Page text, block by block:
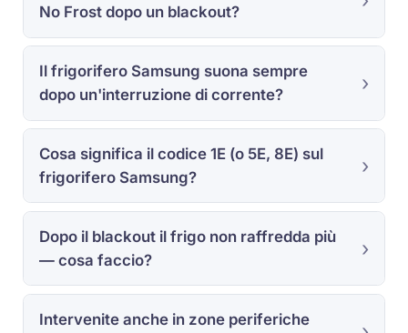
No Frost dopo un blackout?
Il frigorifero Samsung suona sempre
dopo un'interruzione di corrente?
Cosa significa il codice 1E (o 5E, 8E) sul
frigorifero Samsung?
Dopo il blackout il frigo non raffredda più
— cosa faccio?
Intervenite anche in zone periferiche